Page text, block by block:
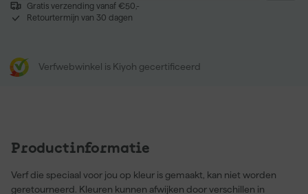
Gratis verzending vanaf €50,-
Retourtermijn van 30 dagen
Verfwebwinkel is Kiyoh gecertificeerd
Productinformatie
Verf die speciaal voor jou op kleur is gemaakt, kan niet worden
geretourneerd. Kleuren kunnen afwijken door verschillen in